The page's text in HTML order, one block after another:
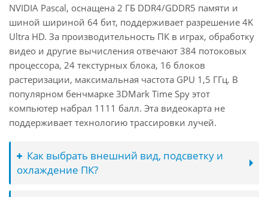
NVIDIA Pascal, оснащена 2 ГБ DDR4/GDDR5 памяти и
шиной шириной 64 бит, поддерживает разрешение 4K
Ultra HD. За производительность ПК в играх, обработку
видео и другие вычисления отвечают 384 потоковых
процессора, 24 текстурных блока, 16 блоков
растеризации, максимальная частота GPU 1,5 ГГц. В
популярном бенчмарке 3DMark Time Spy этот
компьютер набрал 1111 балл. Эта видеокарта не
поддерживает технологию трассировки лучей.
Как выбрать внешний вид, подсветку и
охлаждение ПК?